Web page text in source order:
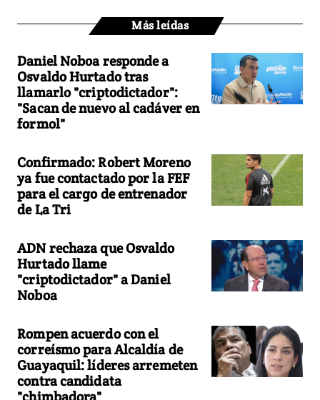
Más leídas
Daniel Noboa responde a
Osvaldo Hurtado tras
llamarlo "criptodictador":
"Sacan de nuevo al cadáver en
formol"
Confirmado: Robert Moreno
ya fue contactado por la FEF
para el cargo de entrenador
de La Tri
ADN rechaza que Osvaldo
Hurtado llame
"criptodictador" a Daniel
Noboa
Rompen acuerdo con el
correísmo para Alcaldía de
Guayaquil: líderes arremeten
contra candidata
"chimbadora"